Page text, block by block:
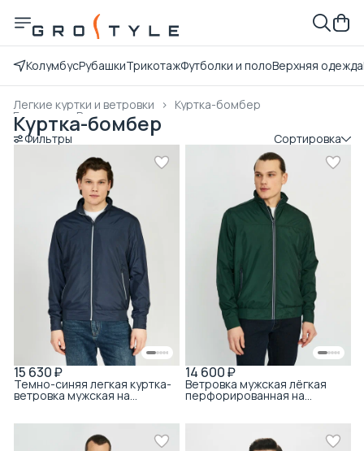
КолумбусРубашкиТрикотажФутболки и полоВерхняя одежда
Куртка-бомбер
Легкие куртки и ветровки ›
Верхняя одежда
Главная ›
Куртка-бомбер
Фильтры Сортировка
15 630 ₽
Темно-синяя легкая куртка-
ветровка мужская на
молнии
14 600 ₽
Ветровка мужская лёгкая
перфорированная на
молнии зелёная